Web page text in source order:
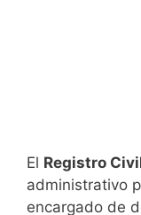
El Registro
administrativo
encargado de